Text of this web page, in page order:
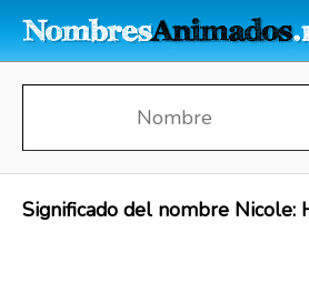
Significado del nombre Nicole: